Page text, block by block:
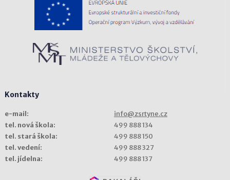
Kontakty
e-mail:
info@zsrtyne.cz
tel. nová škola:
499 888 134
tel. stará škola:
499 888 150
tel. vedení:
499 888 327
tel. jídelna:
499 888 137